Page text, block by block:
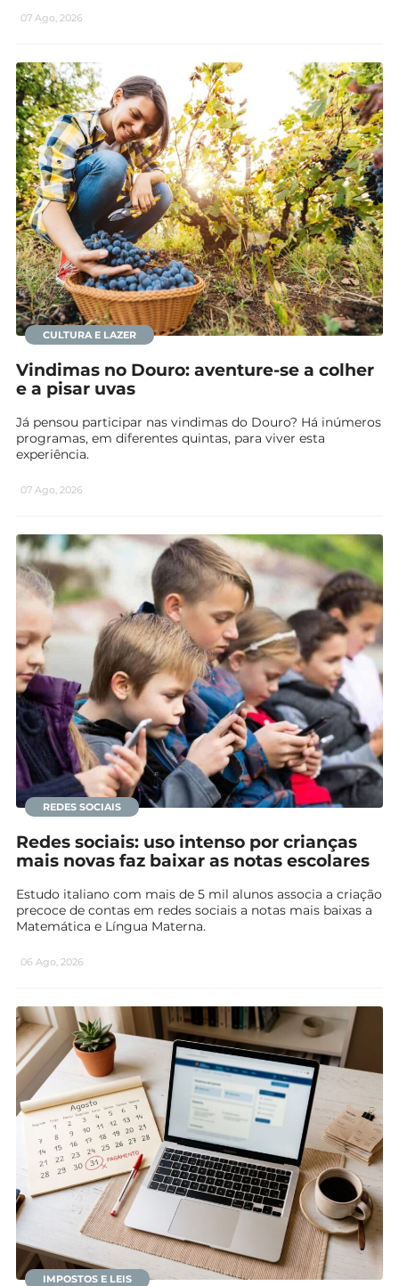
07 Ago, 2026
CULTURA E LAZER
Vindimas no Douro: aventure-se a colher
e a pisar uvas
Já pensou participar nas vindimas do Douro? Há inúmeros
programas, em diferentes quintas, para viver esta
experiência.
07 Ago, 2026
REDES SOCIAIS
Redes sociais: uso intenso por crianças
mais novas faz baixar as notas escolares
Estudo italiano com mais de 5 mil alunos associa a criação
precoce de contas em redes sociais a notas mais baixas a
Matemática e Língua Materna.
06 Ago, 2026
IMPOSTOS E LEIS